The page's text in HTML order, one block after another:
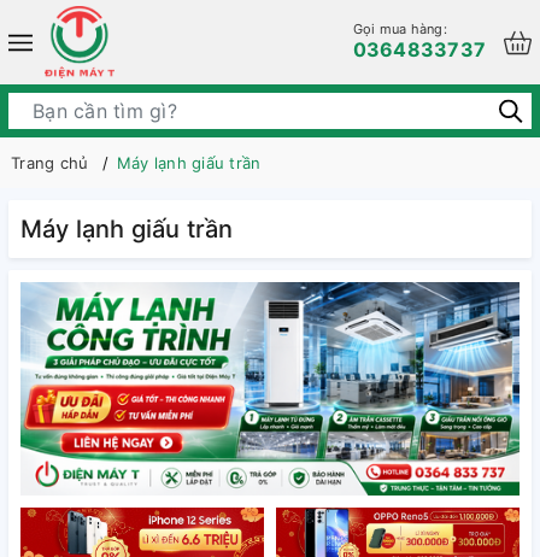
Gọi mua hàng:
0364833737
Trang chủ Máy lạnh giấu trần
Máy lạnh giấu trần